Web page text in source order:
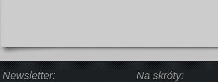
Newsletter: Na skróty: